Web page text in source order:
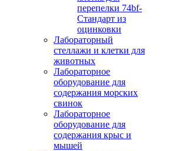
перепелки 74bf-
Стандарт из
оцинковки
Лабораторный
стеллажи и клетки для
животных
Лабораторное
оборудование для
содержания морских
свинок
Лабораторное
оборудование для
содержания крыс и
мышей